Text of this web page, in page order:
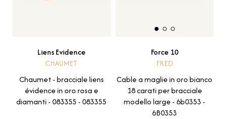
Liens Evidence
CHAUMET
Chaumet - bracciale liens
évidence in oro rosa e
diamanti - 083355 - 083355
Force 10
FRED
Cable a maglie in oro bianco
18 carati per bracciale
modello large - 6b0353 -
6B0353